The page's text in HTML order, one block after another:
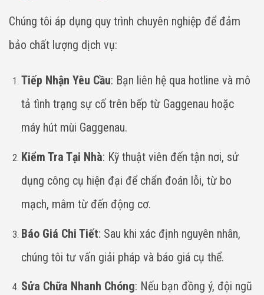
Chúng tôi áp dụng quy trình chuyên nghiệp để đảm
bảo chất lượng dịch vụ:
Tiếp Nhận Yêu Cầu: Bạn liên hệ qua hotline và mô
tả tình trạng sự cố trên bếp từ Gaggenau hoặc
máy hút mùi Gaggenau.
Kiểm Tra Tại Nhà: Kỹ thuật viên đến tận nơi, sử
dụng công cụ hiện đại để chẩn đoán lỗi, từ bo
mạch, mâm từ đến động cơ.
Báo Giá Chi Tiết: Sau khi xác định nguyên nhân,
chúng tôi tư vấn giải pháp và báo giá cụ thể.
Sửa Chữa Nhanh Chóng: Nếu bạn đồng ý, đội ngũ